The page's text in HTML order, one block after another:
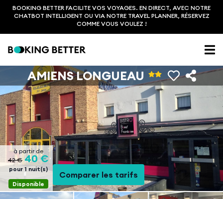
BOOKING BETTER FACILITE VOS VOYAGES. EN DIRECT, AVEC NOTRE
CHATBOT INTELLIGENT OU VIA NOTRE TRAVEL PLANNER, RÉSERVEZ
COMME VOUS VOULEZ !
à partir de
42 € 40 €
pour 1 nuit(s)
Disponible
Comparer les tarifs
AMIENS LONGUEAU